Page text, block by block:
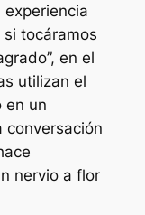
tocáramos
en el
utilizan el
en un
conversación
nervio a flor